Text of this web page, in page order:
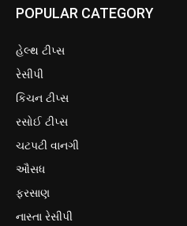
POPULAR CATEGORY
હેલ્થ ટીપ્સ
રેસીપી
કિચન ટીપ્સ
રસોઈ ટીપ્સ
ચટપટી વાનગી
ઔસધ
ફરસાણ
નાસ્તા રેસીપી